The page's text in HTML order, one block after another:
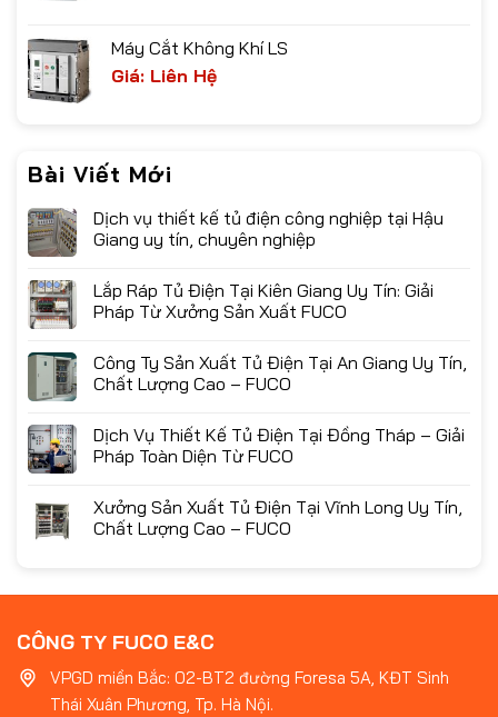
Máy Cắt Không Khí LS
Giá: Liên Hệ
Bài Viết Mới
Dịch vụ thiết kế tủ điện công nghiệp tại Hậu
Giang uy tín, chuyên nghiệp
Lắp Ráp Tủ Điện Tại Kiên Giang Uy Tín: Giải
Pháp Từ Xưởng Sản Xuất FUCO
Công Ty Sản Xuất Tủ Điện Tại An Giang Uy Tín,
Chất Lượng Cao – FUCO
Dịch Vụ Thiết Kế Tủ Điện Tại Đồng Tháp – Giải
Pháp Toàn Diện Từ FUCO
Xưởng Sản Xuất Tủ Điện Tại Vĩnh Long Uy Tín,
Chất Lượng Cao – FUCO
CÔNG TY FUCO E&C
VPGD miền Bắc: 02-BT2 đường Foresa 5A, KĐT Sinh
Thái Xuân Phương, Tp. Hà Nội.